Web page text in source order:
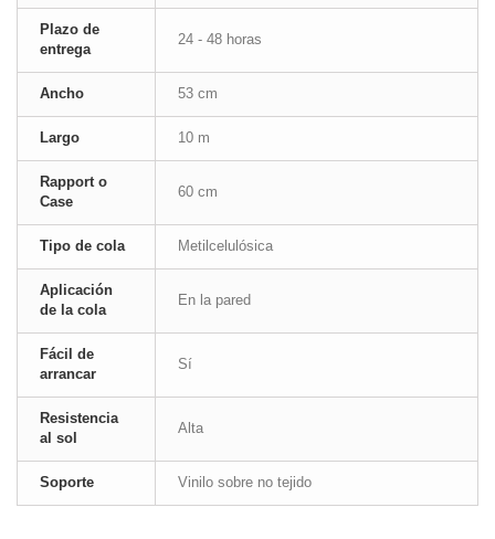
Plazo de
entrega
24 - 48 horas
Ancho 53 cm
Largo 10 m
Rapport o
Case
60 cm
Tipo de cola Metilcelulósica
Aplicación
de la cola
En la pared
Fácil de
arrancar
Sí
Resistencia
al sol
Alta
Soporte Vinilo sobre no tejido